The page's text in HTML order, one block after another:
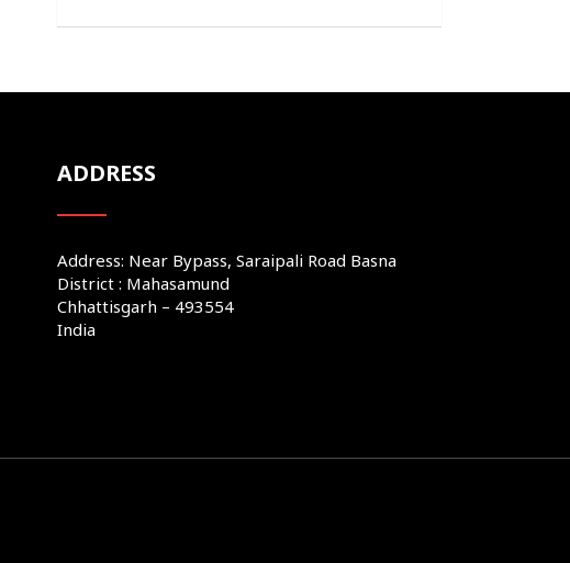
ADDRESS
Address: Near Bypass, Saraipali Road Basna
District : Mahasamund
Chhattisgarh – 493554
India